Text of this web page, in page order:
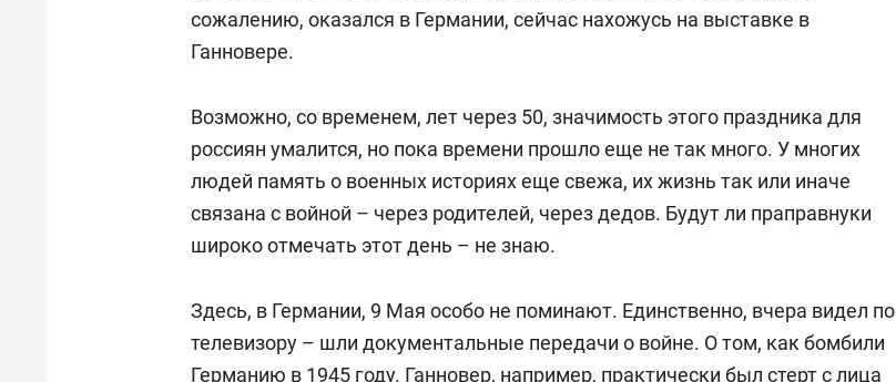
сожалению, оказался в Германии, сейчас нахожусь на выставке в
Ганновере.
Возможно, со временем, лет через 50, значимость этого праздника для
россиян умалится, но пока времени прошло еще не так много. У многих
людей память о военных историях еще свежа, их жизнь так или иначе
связана с войной – через родителей, через дедов. Будут ли праправнуки
широко отмечать этот день – не знаю.
Здесь, в Германии, 9 Мая особо не поминают. Единственно, вчера видел по
телевизору – шли документальные передачи о войне. О том, как бомбили
Германию в 1945 году. Ганновер, например, практически был стерт с лица